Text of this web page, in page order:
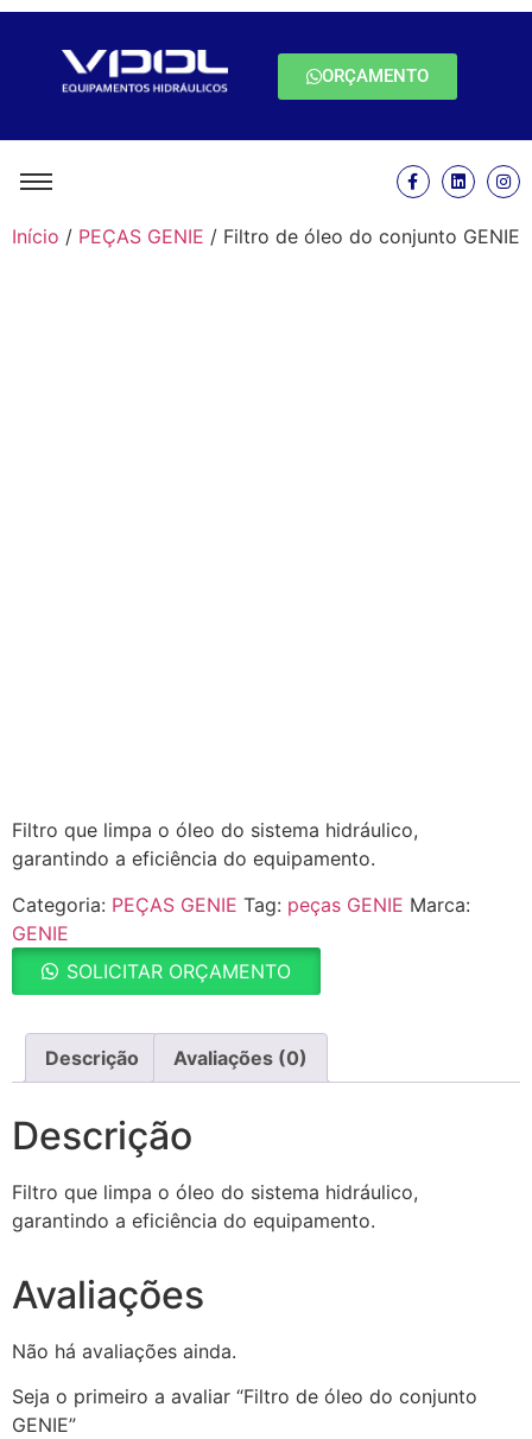
ORÇAMENTO
Início / PEÇAS GENIE / Filtro de óleo do conjunto GENIE
Filtro que limpa o óleo do sistema hidráulico,
garantindo a eficiência do equipamento.
Categoria: PEÇAS GENIE Tag: peças GENIE Marca:
GENIE
SOLICITAR ORÇAMENTO
Descrição Avaliações (0)
Descrição
Filtro que limpa o óleo do sistema hidráulico,
garantindo a eficiência do equipamento.
Avaliações
Não há avaliações ainda.
Seja o primeiro a avaliar “Filtro de óleo do conjunto
GENIE”